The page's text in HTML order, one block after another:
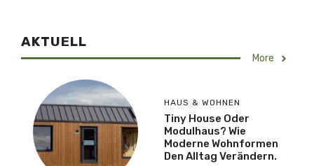
AKTUELL
More
HAUS & WOHNEN
Tiny House Oder
Modulhaus? Wie
Moderne Wohnformen
Den Alltag Verändern.